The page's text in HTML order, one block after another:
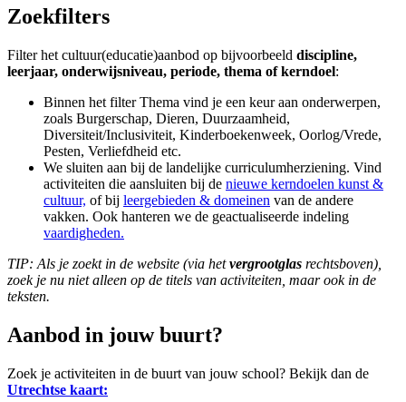
Zoekfilters
Filter het cultuur(educatie)aanbod op bijvoorbeeld discipline,
leerjaar, onderwijsniveau, periode, thema of kerndoel:
Binnen het filter Thema vind je een keur aan onderwerpen,
zoals Burgerschap, Dieren, Duurzaamheid,
Diversiteit/Inclusiviteit, Kinderboekenweek, Oorlog/Vrede,
Pesten, Verliefdheid etc.
We sluiten aan bij de landelijke curriculumherziening. Vind
activiteiten die aansluiten bij de nieuwe kerndoelen kunst &
cultuur, of bij leergebieden & domeinen van de andere
vakken. Ook hanteren we de geactualiseerde indeling
vaardigheden.
TIP: Als je zoekt in de website (via hetvergrootglas rechtsboven),
zoek je nu niet alleen op de titels van activiteiten, maar ook in de
teksten.
Aanbod in jouw buurt?
Zoek je activiteiten in de buurt van jouw school? Bekijk dan de
Utrechtse kaart: